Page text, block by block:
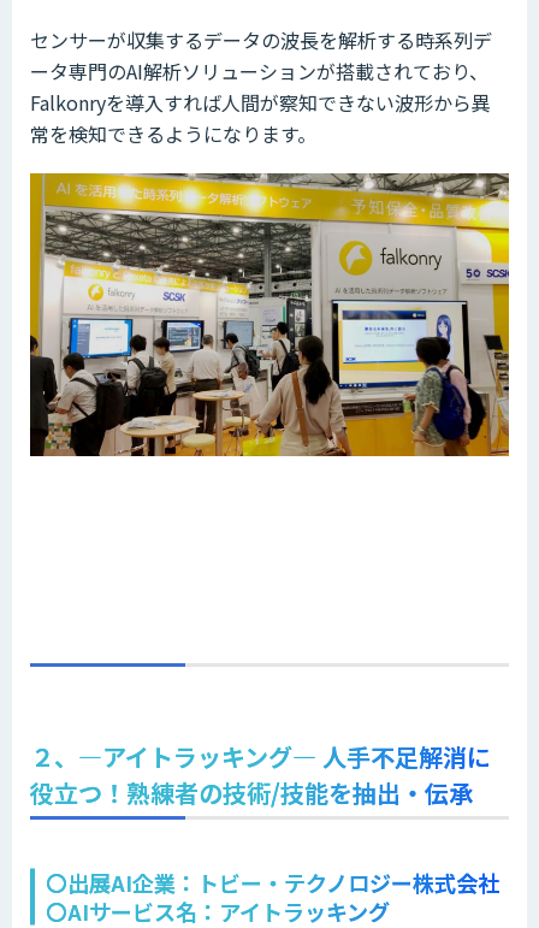
センサーが収集するデータの波長を解析する時系列デ
ータ専門のAI解析ソリューションが搭載されており、
Falkonryを導入すれば人間が察知できない波形から異
常を検知できるようになります。
２、―アイトラッキング― 人手不足解消に
役立つ！熟練者の技術/技能を抽出・伝承
〇出展AI企業：トビー・テクノロジー株式会社
〇AIサービス名：アイトラッキング